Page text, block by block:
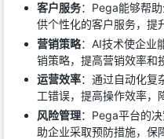
客户服务：Pega能够帮
供个性化的客户服务，提
营销策略：AI技术使企业
销策略，提高营销效率和
运营效率：通过自动化复
工错误，提高操作效率，
风险管理：Pega平台的
助企业采取预防措施，保